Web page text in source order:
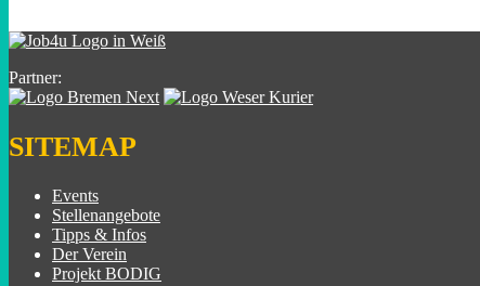
Partner:
SITEMAP
Events
Stellenangebote
Tipps & Infos
Der Verein
Projekt BODIG